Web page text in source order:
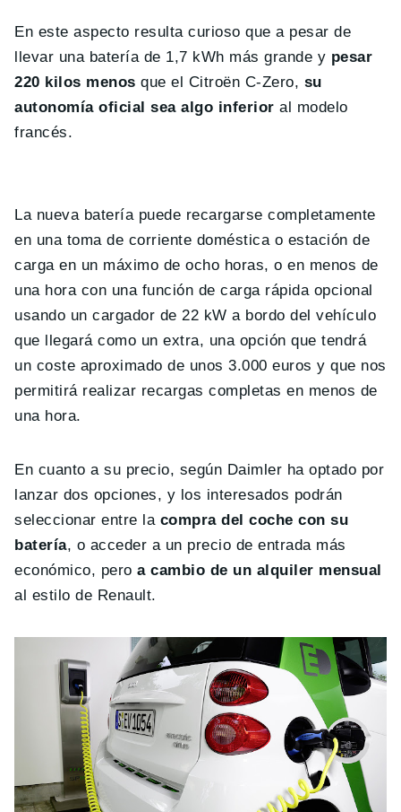
En este aspecto resulta curioso que a pesar de
llevar una batería de 1,7 kWh más grande y pesar
220 kilos menos que el Citroën C-Zero, su
autonomía oficial sea algo inferior al modelo
francés.
La nueva batería puede recargarse completamente
en una toma de corriente doméstica o estación de
carga en un máximo de ocho horas, oen menos de
una hora con una función de carga rápida opcional
usando un cargador de 22 kW a bordo del vehículo
que llegará como un extra, una opción que tendrá
un coste aproximado de unos 3.000 euros y que nos
permitirá realizar recargas completas en menos de
una hora.
En cuanto a su precio, según Daimler ha optado por
lanzar dos opciones, y los interesados podrán
seleccionar entre la compra del coche con su
batería, o acceder a un precio de entrada más
económico, peroa cambio de un alquiler mensual
al estilo de Renault.